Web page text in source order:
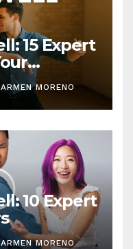
15 Expert
MORENO
10 Expert
MORENO